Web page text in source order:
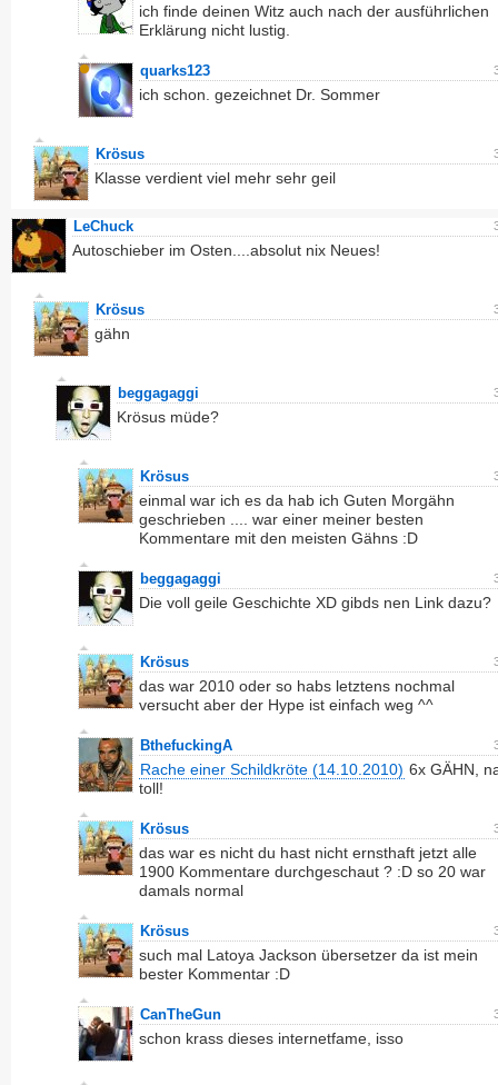
ich finde deinen Witz auch nach der ausführlichen
Erklärung nicht lustig.
quarks123
ich schon. gezeichnet Dr. Sommer
Krösus
Klasse verdient viel mehr sehr geil
LeChuck
Autoschieber im Osten....absolut nix Neues!
Krösus
gähn
beggagaggi
Krösus müde?
Krösus
einmal war ich es da hab ich Guten Morgähn
geschrieben .... war einer meiner besten
Kommentare mit den meisten Gähns :D
beggagaggi
Die voll geile Geschichte XD gibds nen Link dazu?
Krösus
das war 2010 oder so habs letztens nochmal
versucht aber der Hype ist einfach weg ^^
BthefuckingA
Rache einer Schildkröte (14.10.2010) 6x GÄHN,
toll!
Krösus
das war es nicht du hast nicht ernsthaft jetzt alle
1900 Kommentare durchgeschaut ? :D so 20 war
damals normal
Krösus
such mal Latoya Jackson übersetzer da ist mein
bester Kommentar :D
CanTheGun
schon krass dieses internetfame, isso